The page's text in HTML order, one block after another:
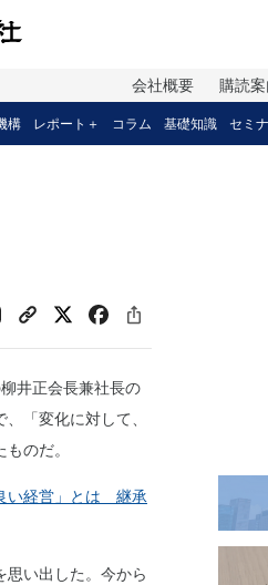
購読
会社概要
構 レポート＋ コラム 基礎知識 セミ
井正会長兼社長の
「変化に対して、
のだ。
い経営」とは 継承
い出した。今から